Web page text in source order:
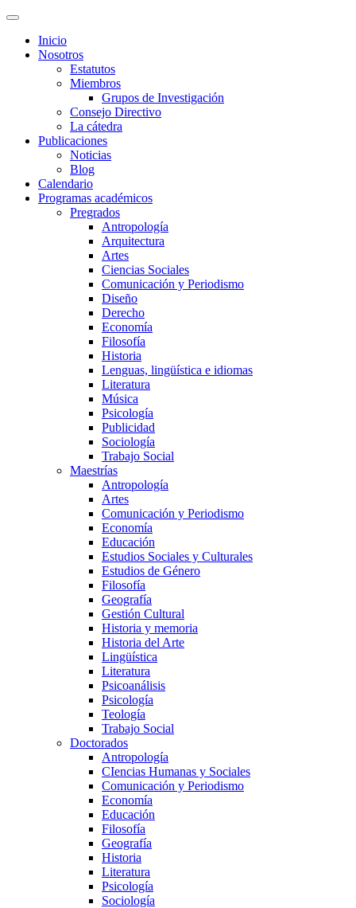
Inicio
Nosotros
Estatutos
Miembros
Grupos de Investigación
Consejo Directivo
La cátedra
Publicaciones
Noticias
Blog
Calendario
Programas académicos
Pregrados
Antropología
Arquitectura
Artes
Ciencias Sociales
Comunicación y Periodismo
Diseño
Derecho
Economía
Filosofía
Historia
Lenguas, lingüística e idiomas
Literatura
Música
Psicología
Publicidad
Sociología
Trabajo Social
Maestrías
Antropología
Artes
Comunicación y Periodismo
Economía
Educación
Estudios Sociales y Culturales
Estudios de Género
Filosofía
Geografía
Gestión Cultural
Historia y memoria
Historia del Arte
Lingüística
Literatura
Psicoanálisis
Psicología
Teología
Trabajo Social
Doctorados
Antropología
CIencias Humanas y Sociales
Comunicación y Periodismo
Economía
Educación
Filosofía
Geografía
Historia
Literatura
Psicología
Sociología